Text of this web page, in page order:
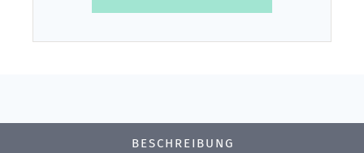
BESCHREIBUNG